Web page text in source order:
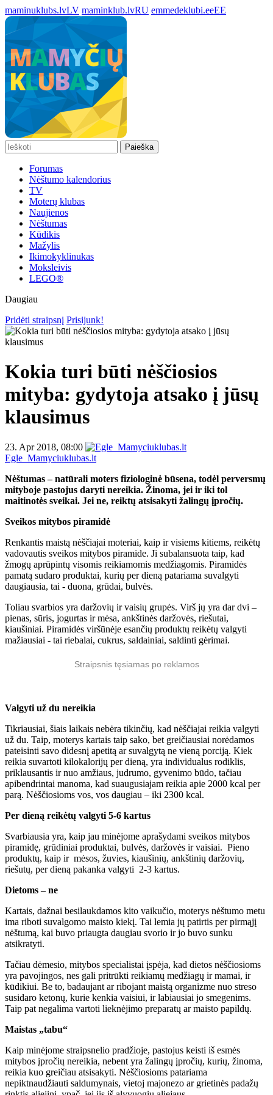
maminuklubs.lvLV maminklub.lvRU emmedeklubi.eeEE
Paieška
Forumas
Nėštumo kalendorius
TV
Moterų klubas
Naujienos
Nėštumas
Kūdikis
Mažylis
Ikimokyklinukas
Moksleivis
LEGO®
Daugiau
Pridėti straipsnį Prisijunk!
Kokia turi būti nėščiosios
mityba: gydytoja atsako į jūsų
klausimus
23. Apr 2018, 08:00
Egle_Mamyciuklubas.lt
Nėštumas – natūrali moters fiziologinė būsena, todėl perversmų
mityboje pastojus daryti nereikia. Žinoma, jei ir iki tol
maitinotės sveikai. Jei ne, reiktų atsisakyti žalingų įpročių.
Sveikos mitybos piramidė
Renkantis maistą nėščiajai moteriai, kaip ir visiems kitiems, reikėtų
vadovautis sveikos mitybos piramide. Ji subalansuota taip, kad
žmogų aprūpintų visomis reikiamomis medžiagomis. Piramidės
pamatą sudaro produktai, kurių per dieną patariama suvalgyti
daugiausia, tai - duona, grūdai, bulvės.
Toliau svarbios yra daržovių ir vaisių grupės. Virš jų yra dar dvi –
pienas, sūris, jogurtas ir mėsa, ankštinės daržovės, riešutai,
kiaušiniai. Piramidės viršūnėje esančių produktų reikėtų valgyti
mažiausiai - tai riebalai, cukrus, saldainiai, saldinti gėrimai.
Straipsnis tęsiamas po reklamos
Valgyti už du nereikia
Tikriausiai, šiais laikais nebėra tikinčių, kad nėščiajai reikia valgyti
už du. Taip, moterys kartais taip sako, bet greičiausiai norėdamos
pateisinti savo didesnį apetitą ar suvalgytą ne vieną porciją. Kiek
reikia suvartoti kilokalorijų per dieną, yra individualus rodiklis,
priklausantis ir nuo amžiaus, judrumo, gyvenimo būdo, tačiau
apibendrintai manoma, kad suaugusiajam reikia apie 2000 kcal per
parą. Nėščiosioms vos, vos daugiau – iki 2300 kcal.
Per dieną reikėtų valgyti 5-6 kartus
Svarbiausia yra, kaip jau minėjome aprašydami sveikos mitybos
piramidę, grūdiniai produktai, bulvės, daržovės ir vaisiai. Pieno
produktų, kaip ir mėsos, žuvies, kiaušinių, ankštinių daržovių,
riešutų, per dieną pakanka valgyti 2-3 kartus.
Dietoms – ne
Kartais, dažnai besilaukdamos kito vaikučio, moterys nėštumo metu
ima riboti suvalgomo maisto kiekį. Tai lemia jų patirtis per pirmąjį
nėštumą, kai buvo priaugta daugiau svorio ir jo buvo sunku
atsikratyti.
Tačiau dėmesio, mitybos specialistai įspėja, kad dietos nėščiosioms
yra pavojingos, nes gali pritrūkti reikiamų medžiagų ir mamai, ir
kūdikiui. Be to, badaujant ar ribojant maistą organizme nuo streso
susidaro ketonų, kurie kenkia vaisiui, ir labiausiai jo smegenims.
Taip pat negalima vartoti lieknėjimo preparatų ar maisto papildų.
Maistas „tabu“
Kaip minėjome straipsnelio pradžioje, pastojus keisti iš esmės
mitybos įpročių nereikia, nebent yra žalingų įpročių, kurių, žinoma,
reikia kuo greičiau atsisakyti. Nėščiosioms patariama
nepiktnaudžiauti saldumynais, vietoj majonezo ar grietinės padažų